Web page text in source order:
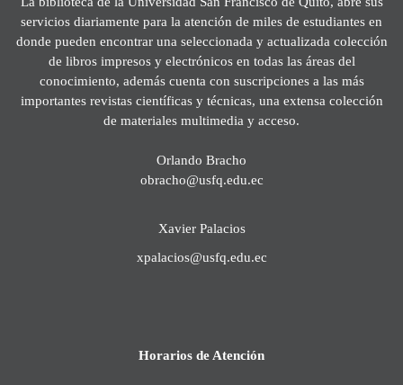
servicios diariamente para la atención de miles de estudiantes en
donde pueden encontrar una seleccionada y actualizada colección
de libros impresos y electrónicos en todas las áreas del
conocimiento, además cuenta con suscripciones a las más
importantes revistas científicas y técnicas, una extensa colección
de materiales multimedia y acceso.
Orlando Bracho
obracho@usfq.edu.ec
Xavier Palacios
xpalacios@usfq.edu.ec
Horarios de Atención